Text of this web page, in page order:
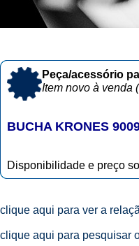
Peça/acessório
Item novo à venda
BUCHA KRONES
Disponibilidade e preço
clique aqui para ver a
clique aqui para pesquisar